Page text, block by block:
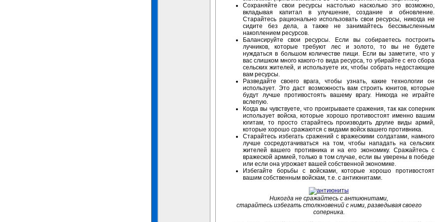
Сохраняйте свои ресурсы настолько насколько это возможно,
вкладывая капитал в улучшение, создание и обновление.
Старайтесь рационально использовать свои ресурсы, никогда не
сидите без дела, а также не занимайтесь бессмысленным
накоплением ресурсов.
Балансируйте свои ресурсы. Если вы собираетесь построить
лучников, которые требуют лес и золото, то вы не будете
нуждаться в большом количестве пищи. Если вы заметите, что у
вас слишком много какого-то вида ресурса, то убирайте с его сбора
сельских жителей, и используете их, чтобы собрать недостающие
вам ресурсы.
Разведайте своего врага, чтобы узнать, какие технологии он
использует. Это даст возможность вам строить юнитов, которые
будут лучше противостоять вашему врагу. Никогда не играйте
вслепую.
Когда вы чувствуете, что проигрываете сражения, так как соперник
использует войска, которые хорошо противостоят именно вашим
югитам, то просто старайтесь производить другие виды армий,
которые хорошо сражаются с видами войск вашего противника.
Старайтесь избегать сражений с вражескими солдатами, намного
лучше сосредотачиваться на том, чтобы нападать на сельских
жителей вашего противника и на его экономику. Сражайтесь с
вражеской армией, только в том случае, если вы уверены в победе
или если она угрожает вашей собственной экономике.
Избегайте борьбы с войсками, которые хорошо противостоят
вашим собственным войскам, т.е. с антиюнитами.
Никогда не сражайтесь с антиюнитами,
старайтесь избегать столкновений с ними, разведывая своего
соперника.